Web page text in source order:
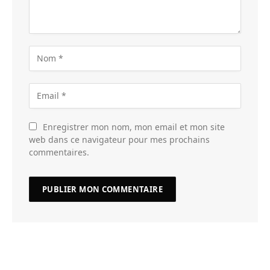
Enregistrer mon nom, mon email et mon site
web dans ce navigateur pour mes prochains
commentaires.